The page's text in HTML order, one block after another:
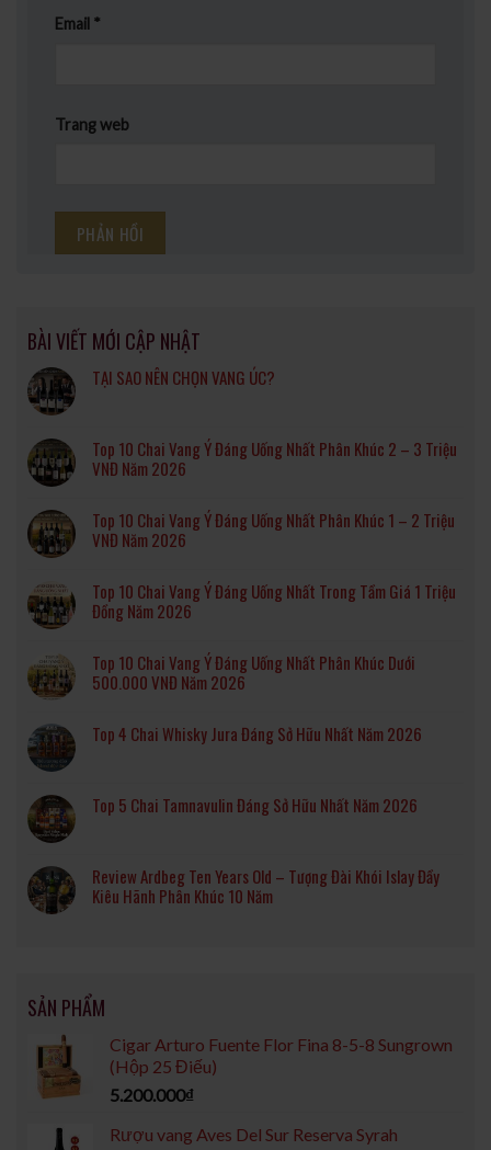
Email *
Trang web
BÀI VIẾT MỚI CẬP NHẬT
TẠI SAO NÊN CHỌN VANG ÚC?
Top 10 Chai Vang Ý Đáng Uống Nhất Phân Khúc 2 – 3 Triệu
VNĐ Năm 2026
Top 10 Chai Vang Ý Đáng Uống Nhất Phân Khúc 1 – 2 Triệu
VNĐ Năm 2026
Top 10 Chai Vang Ý Đáng Uống Nhất Trong Tầm Giá 1 Triệu
Đồng Năm 2026
Top 10 Chai Vang Ý Đáng Uống Nhất Phân Khúc Dưới
500.000 VNĐ Năm 2026
Top 4 Chai Whisky Jura Đáng Sở Hữu Nhất Năm 2026
Top 5 Chai Tamnavulin Đáng Sở Hữu Nhất Năm 2026
Review Ardbeg Ten Years Old – Tượng Đài Khói Islay Đầy
Kiêu Hãnh Phân Khúc 10 Năm
SẢN PHẨM
Cigar Arturo Fuente Flor Fina 8-5-8 Sungrown
(Hộp 25 Điếu)
5.200.000₫
Rượu vang Aves Del Sur Reserva Syrah